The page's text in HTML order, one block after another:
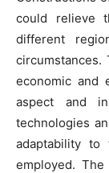
could relieve
different
circumstances.
economic and
aspect and
technologies
adaptability
employed.